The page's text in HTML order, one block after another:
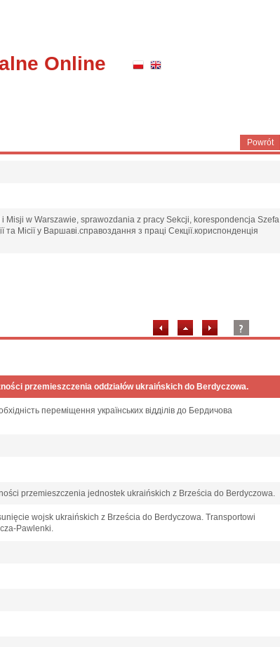
Online
Powrót
Misji w Warszawie, sprawozdania z pracy Sekcji, korespondencja Szefa
та Місії у Варшаві.справоздання з праці Секції.кориспонденція
przemieszczenia oddziałów ukraińskich do Berdyczowa.
переміщення українських відділів до Бердичова
przemieszczenia jednostek ukraińskich z Brześcia do Berdyczowa.
wojsk ukraińskich z Brześcia do Berdyczowa. Transportowi
Pawlenki.